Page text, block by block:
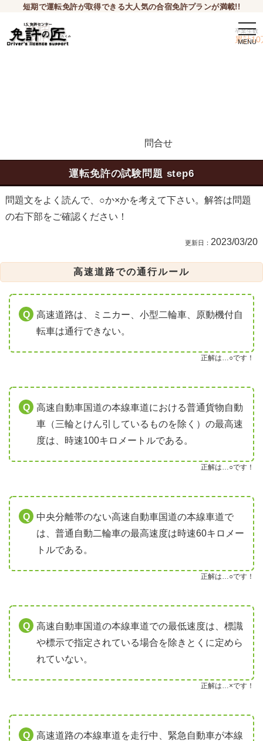
短期で運転免許が取得できる大人気の合宿免許プランが満載!!
卒業生数
累計10
問合せ
運転免許の試験問題 step6
問題文をよく読んで、○か×かを考えて下さい。解答は問題
の右下部をご確認ください！
2023/03/20
高速道路での通行ルール
高速道路は、ミニカー、小型二輪車、原動機付自
転車は通行できない。
正解は…○です！
高速自動車国道の本線車道における普通貨物自動
車（三輪とけん引しているものを除く）の最高速
度は、時速100キロメートルである。
正解は…○です！
中央分離帯のない高速自動車国道の本線車道で
は、普通自動二輪車の最高速度は時速60キロメー
トルである。
正解は…○です！
高速自動車国道の本線車道での最低速度は、標識
や標示で指定されている場合を除きとくに定めら
れていない。
正解は…×です！
高速道路の本線車道を走行中、緊急自動車が本線